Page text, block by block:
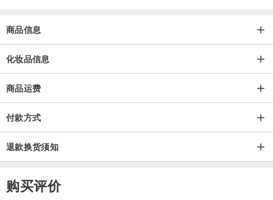
产品内容物与规格说明/保固信息：
品牌：AnnChen陈怡安手工皂
商品名称：护足霜
容量：50g
保存期限：三年
产地：台湾
保存方法：放置于阴凉处，避免曝晒，以免商品变质；请将产品放置
商品信息
化妆品信息
商品运费
付款方式
退款换货须知
购买评价